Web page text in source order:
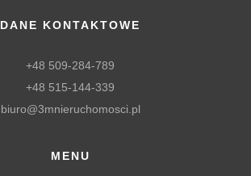
DANE KONTAKTOWE
+48 509-284-789
+48 515-144-339
biuro@3mnieruchomosci.pl
MENU